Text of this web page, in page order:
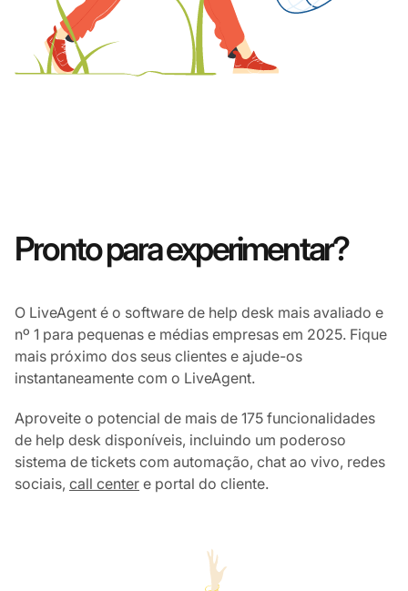
Pronto para experimentar?
O LiveAgent é o software de help desk mais avaliado e
nº 1 para pequenas e médias empresas em 2025. Fique
mais próximo dos seus clientes e ajude-os
instantaneamente com o LiveAgent.
Aproveite o potencial de mais de 175 funcionalidades
de help desk disponíveis, incluindo um poderoso
sistema de tickets com automação, chat ao vivo, redes
sociais, call center e portal do cliente.